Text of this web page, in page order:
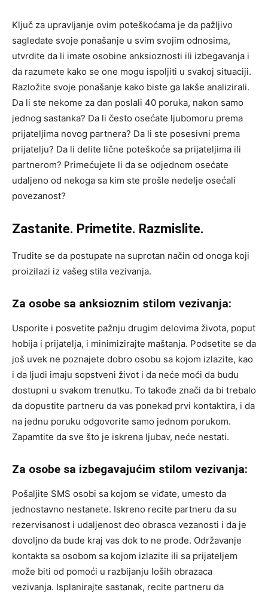
Ključ za upravljanje ovim poteškoćama je da pažljivo
sagledate svoje ponašanje u svim svojim odnosima,
utvrdite da li imate osobine anksioznosti ili izbegavanja i
da razumete kako se one mogu ispoljiti u svakoj situaciji.
Razložite svoje ponašanje kako biste ga lakše analizirali.
Da li ste nekome za dan poslali 40 poruka, nakon samo
jednog sastanka? Da li često osećate ljubomoru prema
prijateljima novog partnera? Da li ste posesivni prema
prijatelju? Da li delite lične poteškoće sa prijateljima ili
partnerom? Primećujete li da se odjednom osećate
udaljeno od nekoga sa kim ste prošle nedelje osećali
povezanost?
Zastanite. Primetite. Razmislite.
Trudite se da postupate na suprotan način od onoga koji
proizilazi iz vašeg stila vezivanja.
Za osobe sa anksioznim stilom vezivanja:
Usporite i posvetite pažnju drugim delovima života, poput
hobija i prijatelja, i minimizirajte maštanja. Podsetite se da
još uvek ne poznajete dobro osobu sa kojom izlazite, kao
i da ljudi imaju sopstveni život i da neće moći da budu
dostupni u svakom trenutku. To takođe znači da bi trebalo
da dopustite partneru da vas ponekad prvi kontaktira, i da
na jednu poruku odgovorite samo jednom porukom.
Zapamtite da sve što je iskrena ljubav, neće nestati.
Za osobe sa izbegavajućim stilom vezivanja:
Pošaljite SMS osobi sa kojom se viđate, umesto da
jednostavno nestanete. Iskreno recite partneru da su
rezervisanost i udaljenost deo obrasca vezanosti i da je
dovoljno da bude kraj vas dok to ne prođe. Održavanje
kontakta sa osobom sa kojom izlazite ili sa prijateljem
može biti od pomoći u razbijanju loših obrazaca
vezivanja. Isplanirajte sastanak, recite partneru da